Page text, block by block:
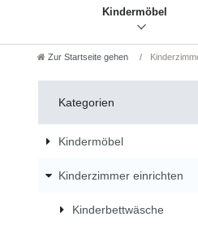
Kindermöbel
Zur Startseite gehen
Kategorien
Kindermöbel
Kinderzimmer einrichten
Kinderbettwäsche